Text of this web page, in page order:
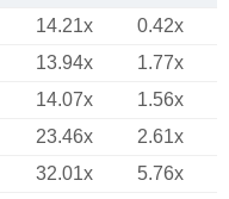
14.21x
0.42x
13.94x
1.77x
14.07x
1.56x
23.46x 2.61x
32.01x 5.76x